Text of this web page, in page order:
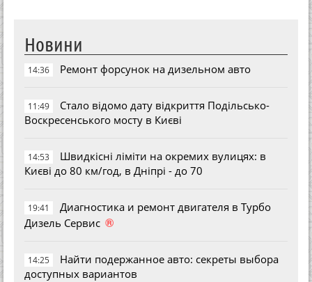
Новини
14:36 Ремонт форсунок на дизельном авто
11:49
Стало відомо дату відкриття Подільсько-
Воскресенського мосту в Києві
14:53
Швидкісні ліміти на окремих вулицях: в
Києві до 80 км/год, в Дніпрі - до 70
19:41
Диагностика и ремонт двигателя в Турбо
Дизель Сервис ®
14:25
Найти подержанное авто: секреты выбора
доступных вариантов